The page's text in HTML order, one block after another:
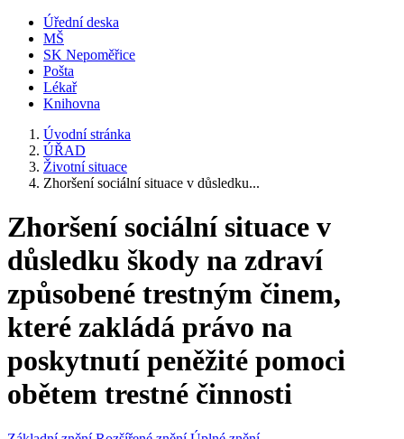
Úřední deska
MŠ
SK Nepoměřice
Pošta
Lékař
Knihovna
Úvodní stránka
ÚŘAD
Životní situace
Zhoršení sociální situace v důsledku...
Zhoršení sociální situace v
důsledku škody na zdraví
způsobené trestným činem,
které zakládá právo na
poskytnutí peněžité pomoci
obětem trestné činnosti